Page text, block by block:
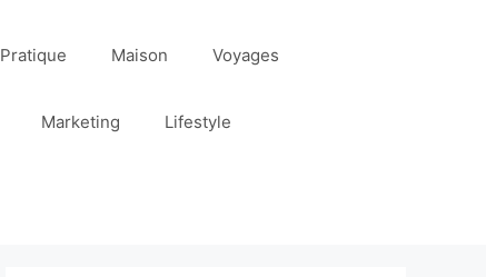
Pratique Maison Voyages
Marketing Lifestyle